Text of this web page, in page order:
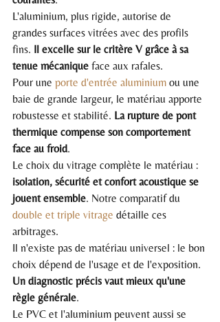
L'aluminium, plus rigide, autorise de
grandes surfaces vitrées avec des profils
fins. Il excelle sur le critère V grâce à sa
tenue mécanique face aux rafales.
Pour une porte d'entrée aluminium ou une
baie de grande largeur, le matériau apporte
robustesse et stabilité. La rupture de pont
thermique compense son comportement
face au froid.
Le choix du vitrage complète le matériau :
isolation, sécurité et confort acoustique se
jouent ensemble. Notre comparatif du
double et triple vitrage détaille ces
arbitrages.
Il n'existe pas de matériau universel : le bon
choix dépend de l'usage et de l'exposition.
Un diagnostic précis vaut mieux qu'une
règle générale.
Le PVC et l'aluminium peuvent aussi se